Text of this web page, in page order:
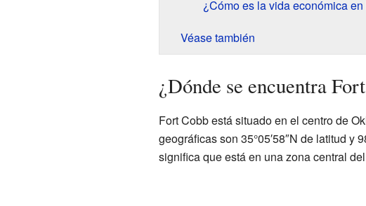
¿Cómo es la vida económica
Véase también
¿Dónde se encuentra
Fort Cobb está situado en el centro de
geográficas son 35°05′58″N de latitud y
significa que está en una zona central